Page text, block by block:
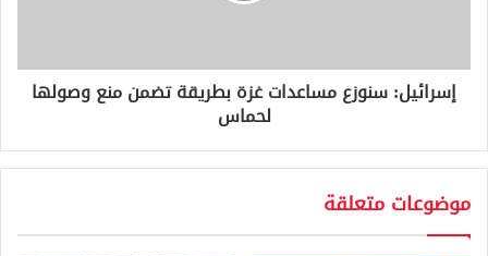
إسرائيل: سنوزع مساعدات غزة بطريقة تضمن منع وصولها
لحماس
موضوعات متعلقة